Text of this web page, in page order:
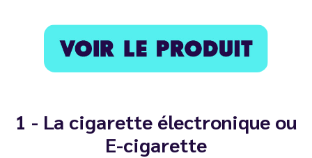
1 - La cigarette électronique ou
E-cigarette